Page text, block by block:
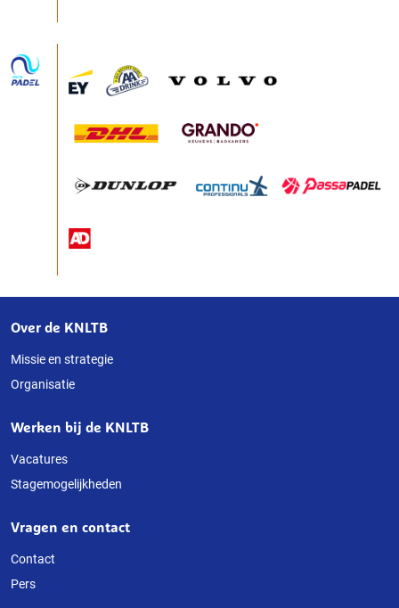
Over
deze
website
Over de KNLTB
Missie en strategie
Organisatie
Werken bij de KNLTB
Vacatures
Stagemogelijkheden
Vragen en contact
Contact
Pers